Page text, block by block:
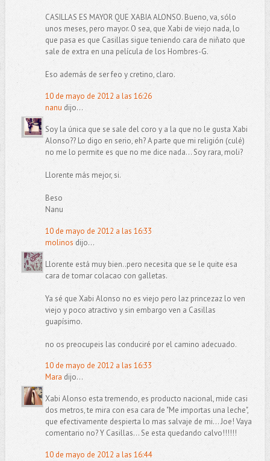
CASILLAS ES MAYOR QUE XABIA ALONSO. Bueno, va, sólo
unos meses, pero mayor. O sea, que Xabi de viejo nada, lo
que pasa es que Casillas sigue teniendo cara de niñato que
sale de extra en una película de los Hombres-G.
Eso además de ser feo y cretino, claro.
10 de mayo de 2012 a las 16:26
nanu dijo...
Soy la única que se sale del coro y a la que no le gusta Xabi
Alonso?? Lo digo en serio, eh? A parte que mi religión (culé)
no me lo permite es que no me dice nada... Soy rara, moli?
Llorente más mejor, si.
Beso
Nanu
10 de mayo de 2012 a las 16:33
molinos dijo...
Llorente está muy bien..pero necesita que se le quite esa
cara de tomar colacao con galletas.
Ya sé que Xabi Alonso no es viejo pero laz princezaz lo ven
viejo y poco atractivo y sin embargo ven a Casillas
guapísimo.
no os preocupeis las conduciré por el camino adecuado.
10 de mayo de 2012 a las 16:33
Mara dijo...
Xabi Alonso esta tremendo, es producto nacional, mide casi
dos metros, te mira con esa cara de "Me importas una leche",
que efectivamente despierta lo mas salvaje de mi... Joe! Vaya
comentario no? Y Casillas... Se esta quedando calvo!!!!!!
10 de mayo de 2012 a las 16:44